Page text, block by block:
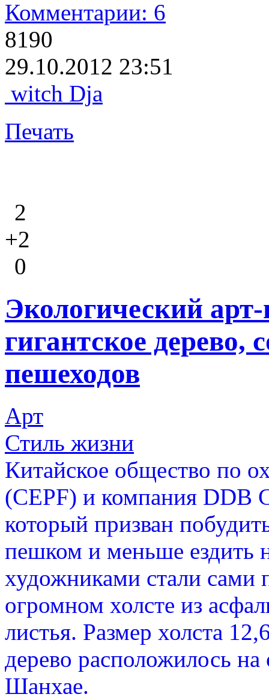
Комментарии: 6
8190
29.10.2012 23:51
witch Dja
Печать
2
+2
0
Экологический
гигантское дерево,
пешеходов
Арт
Стиль жизни
Китайское общество по
(CEPF) и компания DDB
который призван
пешком и меньше ездить
художниками стали сами
огромном холсте из
листья. Размер холста
дерево расположилось
Шанхае.